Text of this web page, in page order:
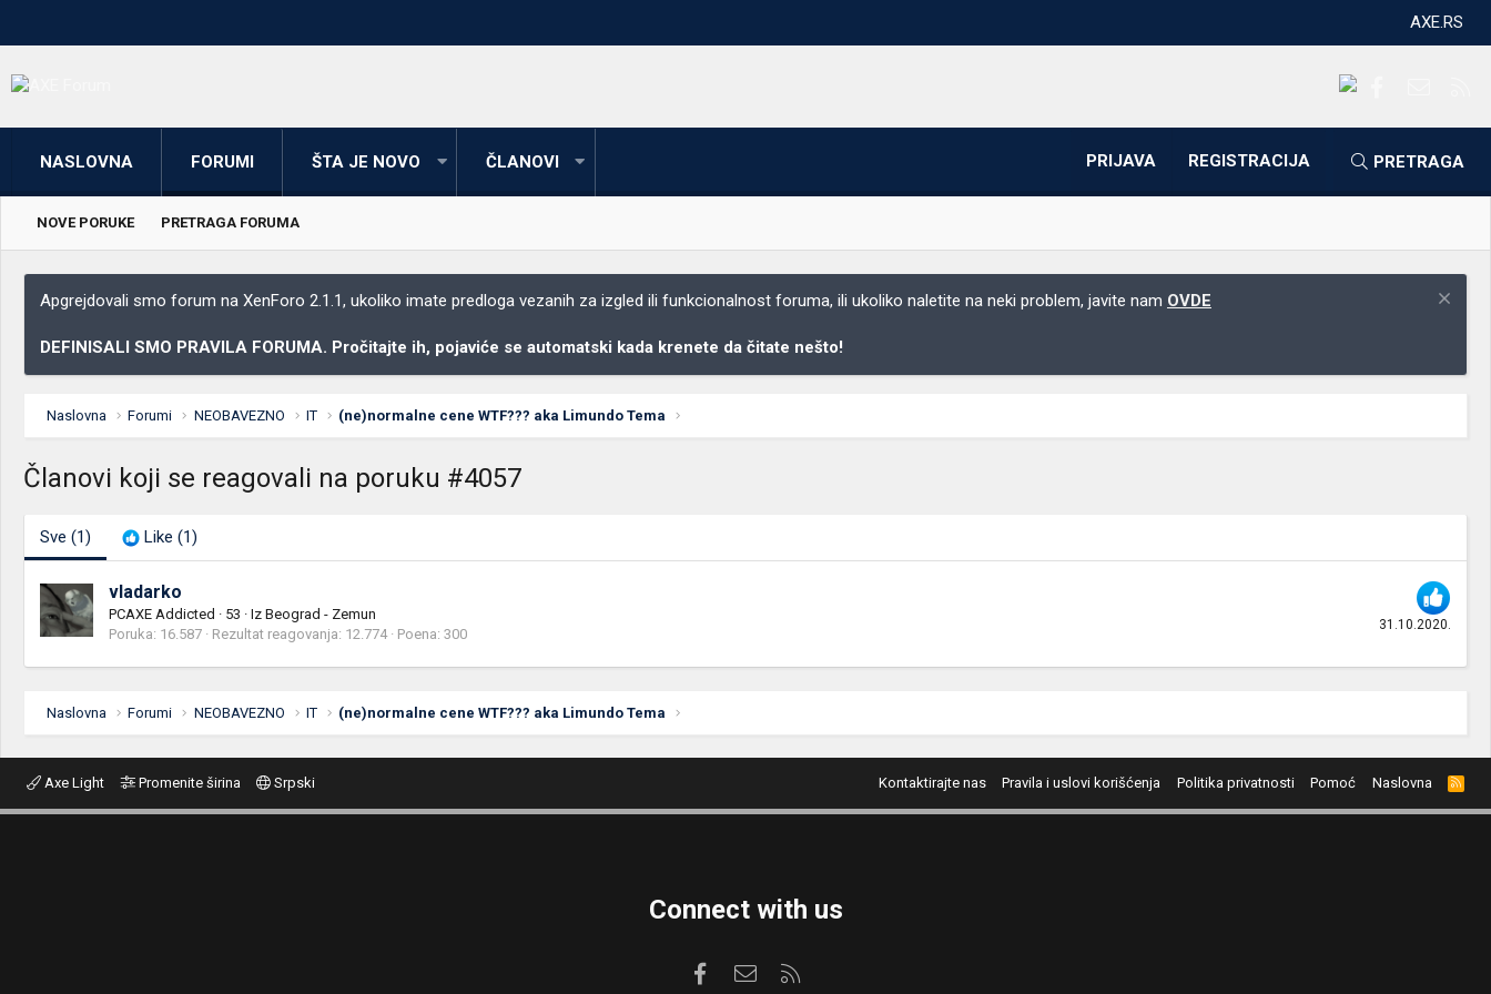
AXE.RS
NASLOVNA FORUMI ŠTA JE NOVO ČLANOVI PRIJAVA REGISTRACIJA PRETRAGA
NOVE PORUKE PRETRAGA FORUMA
Apgrejdovali smo forum na XenForo 2.1.1, ukoliko imate predloga vezanih za izgled ili funkcionalnost foruma, ili ukoliko naletite na neki problem, javite nam OVDE
DEFINISALI SMO PRAVILA FORUMA. Pročitajte ih, pojaviće se automatski kada krenete da čitate nešto!
Naslovna Forumi NEOBAVEZNO IT (ne)normalne cene WTF??? aka Limundo Tema
Članovi koji se reagovali na poruku #4057
Sve (1) Like (1)
31.10.2020.
vladarko
PCAXE Addicted · 53 · Iz Beograd - Zemun
Poruka 16.587 Rezultat reagovanja 12.774 Poena 300
Naslovna Forumi NEOBAVEZNO IT (ne)normalne cene WTF??? aka Limundo Tema
Axe Light Promenite širina Srpski Kontaktirajte nas Pravila i uslovi korišćenja Politika privatnosti Pomoć Naslovna
R
S
S
Connect with us
FacebookKontaktirajte nas